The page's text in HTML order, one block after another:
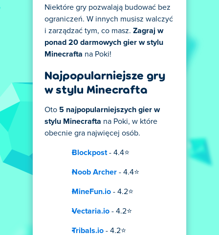
Niektóre gry pozwalają budować bez
ograniczeń. W innych musisz walczyć
i zarządzać tym, co masz. Zagraj w
ponad 20 darmowych gier w stylu
Minecrafta na Poki!
Najpopularniejsze gry
w stylu Minecrafta
Oto 5 najpopularniejszych gier w
stylu Minecrafta na Poki, w które
obecnie gra najwięcej osób.
Blockpost - 4.4⭐
Noob Archer - 4.4⭐
MineFun.io - 4.2⭐
Vectaria.io - 4.2⭐
Tribals.io - 4.2⭐